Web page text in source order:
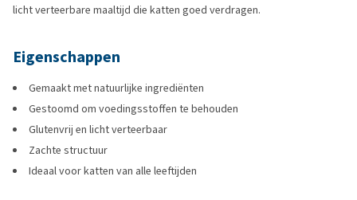
licht verteerbare maaltijd die katten goed verdragen.
Eigenschappen
Gemaakt met natuurlijke ingrediënten
Gestoomd om voedingsstoffen te behouden
Glutenvrij en licht verteerbaar
Zachte structuur
Ideaal voor katten van alle leeftijden